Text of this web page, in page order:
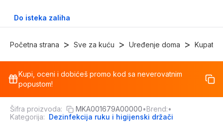
Do isteka zaliha
Početna strana > Sve za kuću > Uređenje doma > Kupatilo
%
Kupi, oceni i dobićeš promo kod sa neverovatnim
popustom!
Šifra proizvoda: MKA001679A00000•Brend:•
Kategorija: Dezinfekcija ruku i higijenski držači